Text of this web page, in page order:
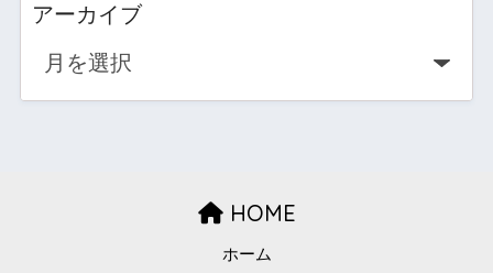
アーカイブ
HOME
ホーム